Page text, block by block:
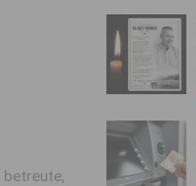
betreute,